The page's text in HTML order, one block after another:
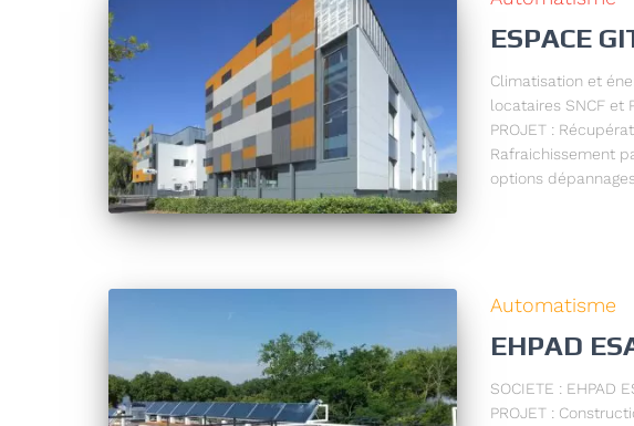
ESPACE
Climatisation et
locataires SNCF et
PROJET :
Rafraichissement
options
Automatisme
EHPAD
SOCIETE : EHPAD
PROJET :